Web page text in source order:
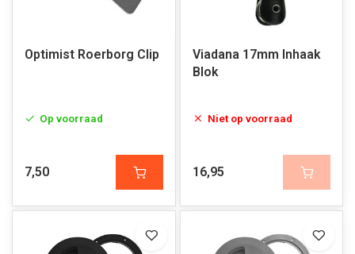
Optimist Roerborg Clip
Op voorraad
7,50
Viadana 17mm Inhaak
Blok
Niet op voorraad
16,95